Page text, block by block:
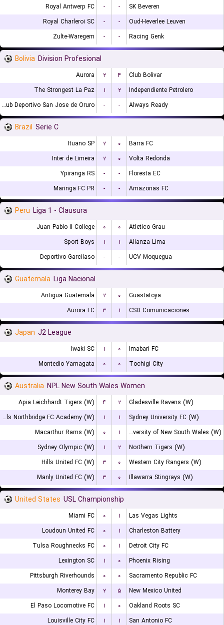
Royal Antwerp FC
- -
SK Beveren
Royal Charleroi SC
- -
Oud-Heverlee Leuven
Zulte-Waregem
- - Racing Genk
Bolivia Division Profesional
Aurora ۲ ۴
Club Bolivar
The Strongest La Paz
۱ ۲
Independiente Petrolero
GV Club Deportivo San Jose de Oruro
- - Always Ready
Brazil Serie C
Ituano SP ۲ ۰
Barra FC
Inter de Limeira
۲ ۰
Volta Redonda
Ypiranga RS
- -
Floresta EC
Maringa FC PR
- - Amazonas FC
Peru Liga 1 - Clausura
Juan Pablo II College ۰ ۰
Atletico Grau
Sport Boys
۱ ۱
Alianza Lima
Deportivo Garcilaso
- - UCV Moquegua
Guatemala Liga Nacional
Antigua Guatemala ۲ ۰
Guastatoya
Aurora FC
۳ ۱ CSD Comunicaciones
Japan J2 League
Iwaki SC ۱ ۰
Imabari FC
Montedio Yamagata
۰ ۰ Tochigi City
Australia NPL New South Wales Women
Apia Leichhardt Tigers (W) ۴ ۲
Gladesville Ravens (W)
Bulls Northbridge FC Academy (W)
۱ ۱
Sydney University FC (W)
Macarthur Rams (W)
۰ ۱
University of New South Wales (W)
Sydney Olympic (W)
۱ ۲
Northern Tigers (W)
Hills United FC (W)
۳ ۰
Western City Rangers (W)
Manly United FC (W)
۳ ۰ Illawarra Stingrays (W)
United States USL Championship
Miami FC ۰ ۱
Las Vegas Lights
Loudoun United FC
۰ ۱
Charleston Battery
Tulsa Roughnecks FC
۰ ۱
Detroit City FC
Lexington SC
۱ ۰
Phoenix Rising
Pittsburgh Riverhounds
۰ ۰
Sacramento Republic FC
Monterey Bay
۲ ۵
New Mexico United
El Paso Locomotive FC
۱ ۰
Oakland Roots SC
Louisville City FC
۱ ۱
San Antonio FC